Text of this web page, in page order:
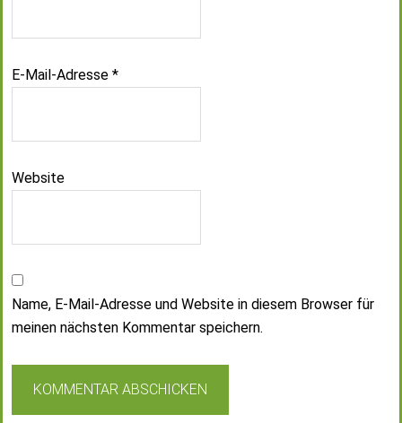
E-Mail-Adresse *
Website
Name, E-Mail-Adresse und Website in diesem Browser für
meinen nächsten Kommentar speichern.